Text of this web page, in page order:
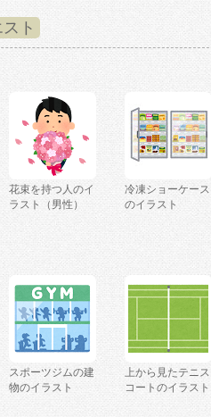
ト
花束を持つ人のイ
ラスト（男性）
冷凍ショーケース
のイラスト
スポーツジムの建
物のイラスト
上から見たテニス
コートのイラスト